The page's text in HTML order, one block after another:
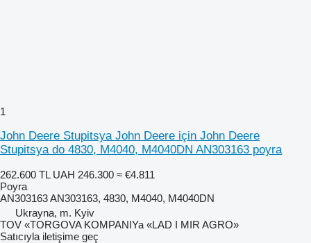
1
John Deere Stupitsya John Deere için John Deere
Stupitsya do 4830, M4040, M4040DN AN303163 poyra
262.600 TL UAH 246.300 ≈ €4.811
Poyra
AN303163 AN303163, 4830, M4040, M4040DN
Ukrayna, m. Kyiv
TOV «TORGOVA KOMPANIYa «LAD I MIR AGRO»
Satıcıyla iletişime geç